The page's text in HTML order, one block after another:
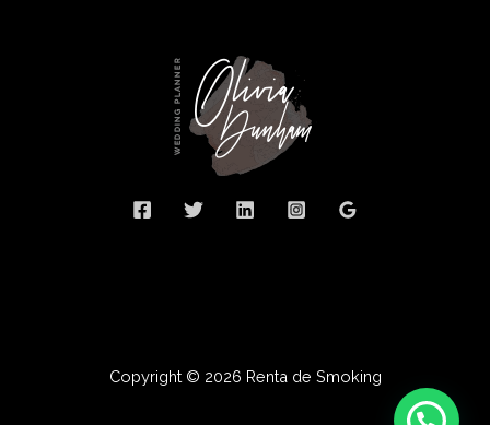
Copyright © 2026 Renta de Smoking